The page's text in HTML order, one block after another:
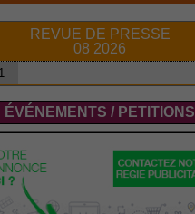
REVUE DE PRESSE
08 2026
1
ÉVÉNEMENTS / PETITIONS